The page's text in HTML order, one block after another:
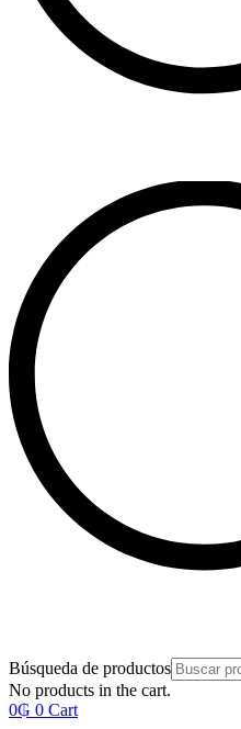
Búsqueda de productos
No products in the cart.
0₲ 0 Cart